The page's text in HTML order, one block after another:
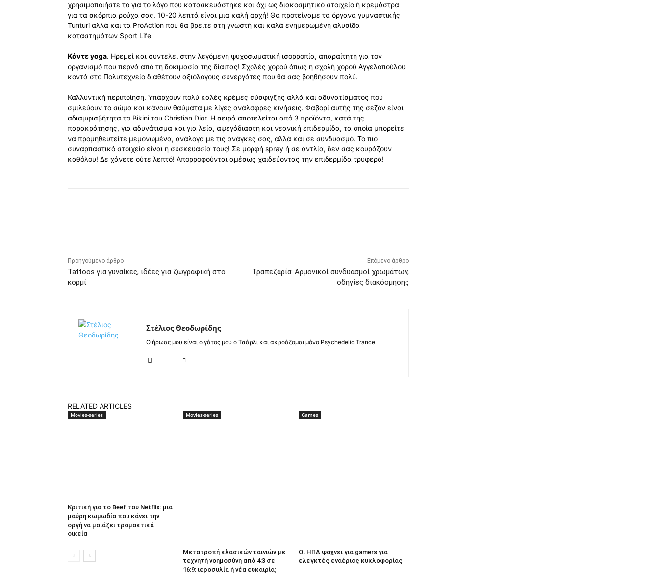
χρησιμοποιήστε το για το λόγο που κατασκευάστηκε και όχι ως διακοσμητικό στοιχείο ή κρεμάστρα
για τα σκόρπια ρούχα σας. 10-20 λεπτά είναι μια καλή αρχή! Θα προτείναμε τα όργανα γυμναστικής
Tunturi αλλά και τα ProAction που θα βρείτε στη γνωστή και καλά ενημερωμένη αλυσίδα
καταστημάτων Sport Life.
Κάντε yoga. Ηρεμεί και συντελεί στην λεγόμενη ψυχοσωματική ισορροπία, απαραίτητη για τον
οργανισμό που περνά από τη δοκιμασία της δίαιτας! Σχολές χορού όπως η σχολή χορού Αγγελοπούλου
κοντά στο Πολυτεχνείο διαθέτουν αξιόλογους συνεργάτες που θα σας βοηθήσουν πολύ.
Καλλυντική περιποίηση. Υπάρχουν πολύ καλές κρέμες σύσφιγξης αλλά και αδυνατίσματος που
σμιλεύουν το σώμα και κάνουν θαύματα με λίγες ανάλαφρες κινήσεις. Φαβορί αυτής της σεζόν είναι
αδιαμφισβήτητα το Bikini του Christian Dior. Η σειρά αποτελείται από 3 προϊόντα, κατά της
παρακράτησης, για αδυνάτισμα και για λεία, αψεγάδιαστη και νεανική επιδερμίδα, τα οποία μπορείτε
να προμηθευτείτε μεμονωμένα, ανάλογα με τις ανάγκες σας, αλλά και σε συνδυασμό. Το πιο
συναρπαστικό στοιχείο είναι η συσκευασία τους! Σε μορφή spray ή σε αντλία, δεν σας κουράζουν
καθόλου! Δε χάνετε ούτε λεπτό! Απορροφούνται αμέσως χαιδεύοντας την επιδερμίδα τρυφερά!
Προηγούμενο άρθρο
Tattoos για γυναίκες, ιδέες για ζωγραφική στο
κορμί
Επόμενο άρθρο
Τραπεζαρία: Αρμονικοί συνδυασμοί χρωμάτων,
οδηγίες διακόσμησης
Στέλιος Θεοδωρίδης
Ο ήρωας μου είναι ο γάτος μου ο Τσάρλι και ακροάζομαι μόνο Psychedelic Trance
RELATED ARTICLES
Movies-series
Κριτική για το Beef του Netflix: μια
μαύρη κωμωδία που κάνει την
οργή να μοιάζει τρομακτικά
οικεία
Movies-series
Μετατροπή κλασικών ταινιών με
τεχνητή νοημοσύνη από 4:3 σε
16:9: ιεροσυλία ή νέα ευκαιρία;
Games
Οι ΗΠΑ ψάχνει για gamers για
ελεγκτές εναέριας κυκλοφορίας